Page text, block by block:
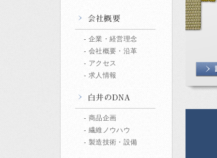
企業・経営理念
会社概要・沿革
アクセス
求人情報
商品企画
繊維ノウハウ
製造技術・設備